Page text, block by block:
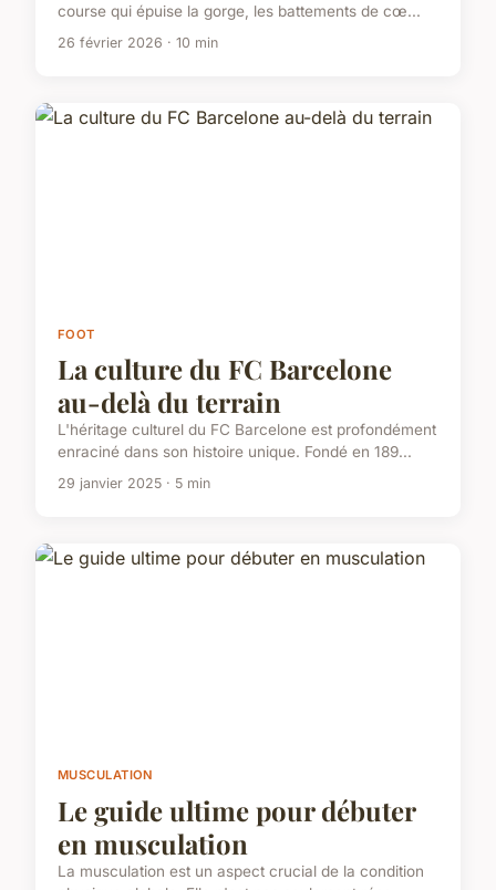
course qui épuise la gorge, les battements de cœ...
26 février 2026 · 10 min
FOOT
La culture du FC Barcelone
au-delà du terrain
L'héritage culturel du FC Barcelone est profondément
enraciné dans son histoire unique. Fondé en 189...
29 janvier 2025 · 5 min
MUSCULATION
Le guide ultime pour débuter
en musculation
La musculation est un aspect crucial de la condition